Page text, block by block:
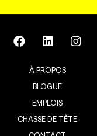
À PROPOS
BLOGUE
EMPLOIS
CHASSE DE TÊTE